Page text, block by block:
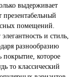
выдерживает
помещений.
и стиль,
разнообразию
покрытие, которое
то классический